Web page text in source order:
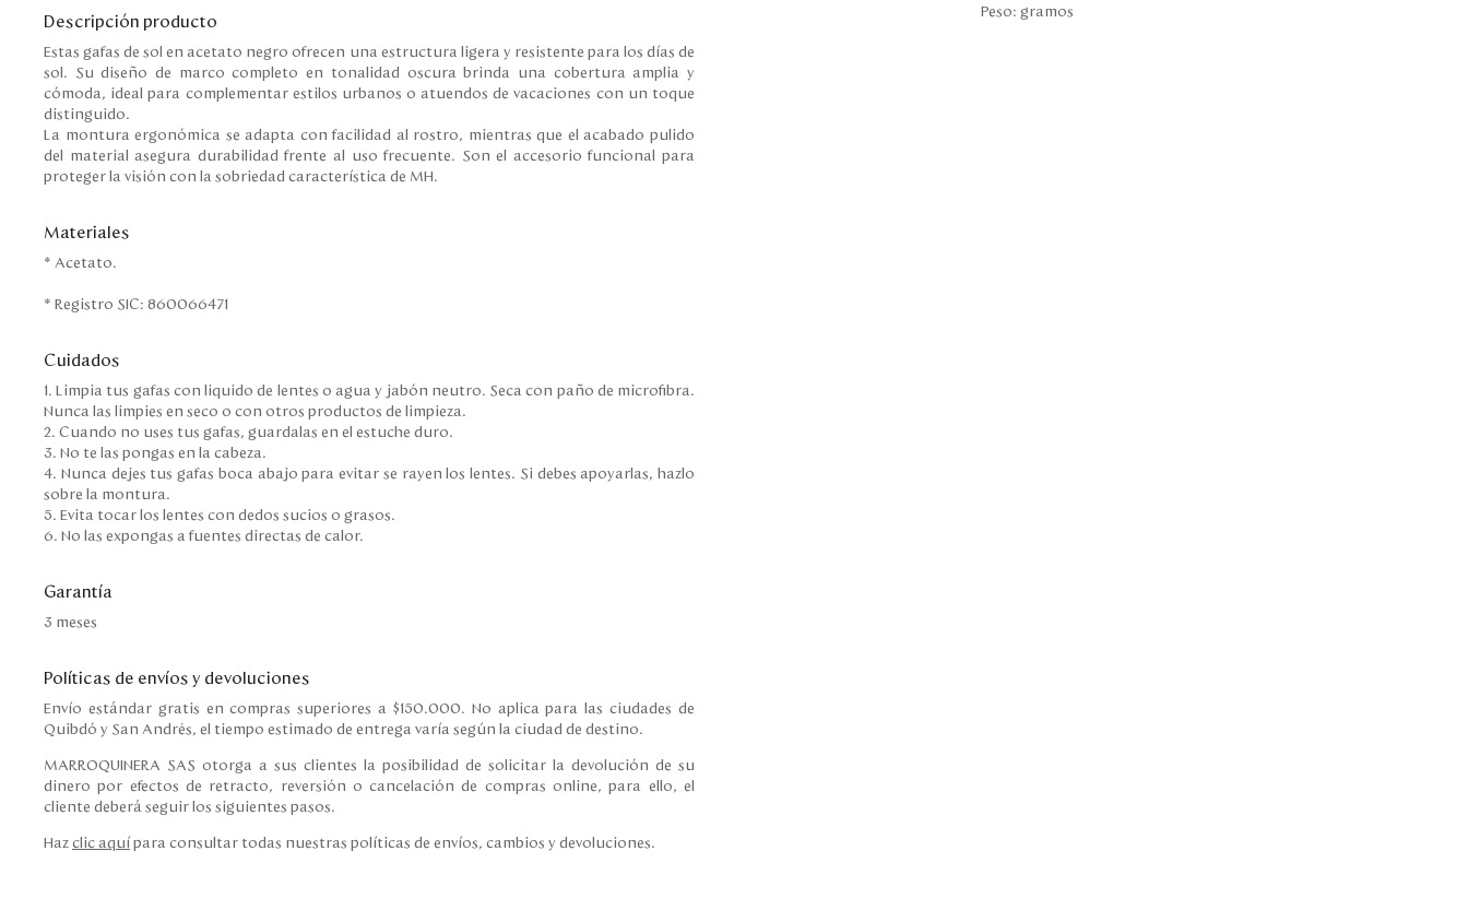
Descripción producto
Estas gafas de sol en acetato negro ofrecen una estructura ligera y resistente para los días de
sol. Su diseño de marco completo en tonalidad oscura brinda una cobertura amplia y
cómoda, ideal para complementar estilos urbanos o atuendos de vacaciones con un toque
distinguido.
La montura ergonómica se adapta con facilidad al rostro, mientras que el acabado pulido
del material asegura durabilidad frente al uso frecuente. Son el accesorio funcional para
proteger la visión con la sobriedad característica de MH.
Materiales
* Acetato.
* Registro SIC: 860066471
Cuidados
1. Limpia tus gafas con liquido de lentes o agua y jabón neutro. Seca con paño de microfibra.
Nunca las limpies en seco o con otros productos de limpieza.
2. Cuando no uses tus gafas, guardalas en el estuche duro.
3. No te las pongas en la cabeza.
4. Nunca dejes tus gafas boca abajo para evitar se rayen los lentes. Si debes apoyarlas, hazlo
sobre la montura.
5. Evita tocar los lentes con dedos sucios o grasos.
6. No las expongas a fuentes directas de calor.
Garantía
3 meses
Políticas de envíos y devoluciones
Envío estándar gratis en compras superiores a $150.000. No aplica para las ciudades de
Quibdó y San Andrés, el tiempo estimado de entrega varía según la ciudad de destino.
MARROQUINERA SAS otorga a sus clientes la posibilidad de solicitar la devolución de su
dinero por efectos de retracto, reversión o cancelación de compras online, para ello, el
cliente deberá seguir los siguientes pasos.
Haz clic aquí para consultar todas nuestras políticas de envíos, cambios y devoluciones.
Peso:gramos